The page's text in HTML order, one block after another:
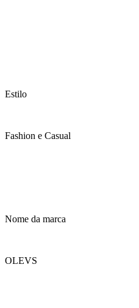
Estilo
Fashion e Casual
Nome da marca
OLEVS